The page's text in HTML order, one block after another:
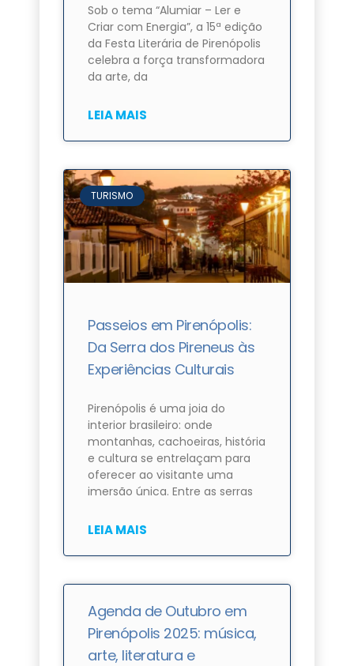
Sob o tema “Alumiar – Ler e
Criar com Energia”, a 15ª edição
da Festa Literária de Pirenópolis
celebra a força transformadora
da arte, da
LEIA MAIS
TURISMO
Passeios em Pirenópolis:
Da Serra dos Pireneus às
Experiências Culturais
Pirenópolis é uma joia do
interior brasileiro: onde
montanhas, cachoeiras, história
e cultura se entrelaçam para
oferecer ao visitante uma
imersão única. Entre as serras
LEIA MAIS
Agenda de Outubro em
Pirenópolis 2025: música,
arte, literatura e